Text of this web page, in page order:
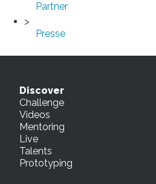
Partner
Presse
Discover
Challenge
Videos
Mentoring
Live
Talents
Prototyping